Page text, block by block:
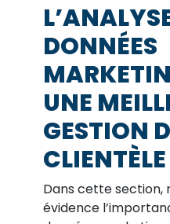
DONNÉES
UNE
GESTION
CLIENTÈLE
Dans cette section,
évidence